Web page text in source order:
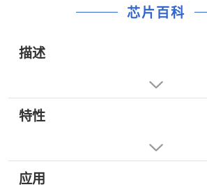
芯片百科
描述
特性
应用